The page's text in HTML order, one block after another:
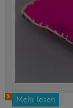
Mehr lesen